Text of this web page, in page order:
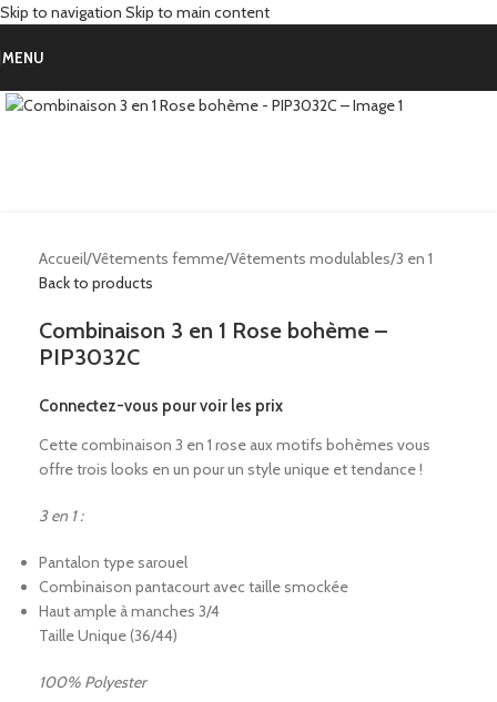
Skip to navigation Skip to main content
MENU
Accueil/Vêtements femme/Vêtements modulables/3 en 1
Back to products
Combinaison 3 en 1 Rose bohème –
PIP3032C
Connectez-vous pour voir les prix
Cette combinaison 3 en 1 rose aux motifs bohèmes vous
offre trois looks en un pour un style unique et tendance !
3 en 1 :
Pantalon type sarouel
Combinaison pantacourt avec taille smockée
Haut ample à manches 3/4
Taille Unique (36/44)
100% Polyester